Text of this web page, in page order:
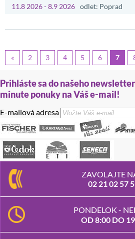
11.8 2026 - 8.9 2026 odlet: Poprad
« 2 3 4 5 6 7
Prihláste sa do našeho
minute ponuky na Váš e-mail!
E-mailová adresa
ZAVOLAJTE
02 21 02 57
PONDELOK -
OD 8:00 DO